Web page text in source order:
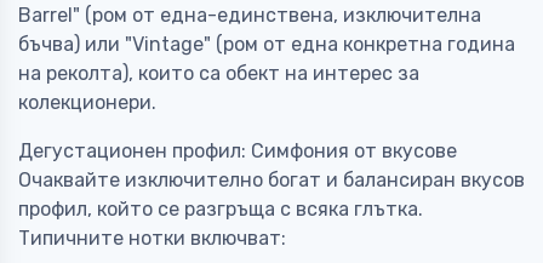
Barrel" (ром от една-единствена, изключителна
бъчва) или "Vintage" (ром от една конкретна година
на реколта), които са обект на интерес за
колекционери.
Дегустационен профил: Симфония от вкусове
Очаквайте изключително богат и балансиран вкусов
профил, който се разгръща с всяка глътка.
Типичните нотки включват: